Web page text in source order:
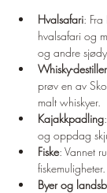
Hvalsafari:
hvalsafari og
og andre
Whisky-
prøv en av
malt whiskyer.
Kajakkpadling
og oppdag
Fiske: Vannet
fiskemuligheter.
Byer og